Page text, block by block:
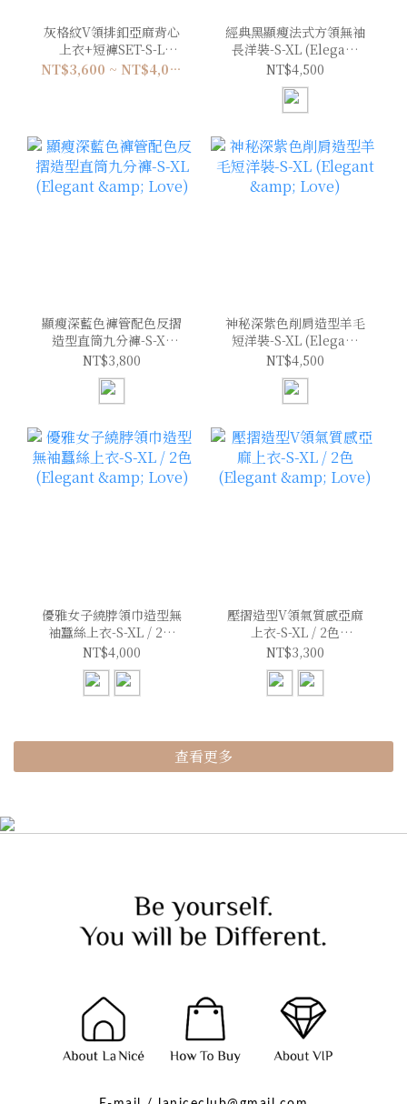
灰格紋V領排釦亞麻背心
上衣+短褲SET-S-L
(Elegant & Love) NT$3,600 ~ NT$4,000
經典黑顯瘦法式方領無袖
長洋裝-S-XL (Elegant
& Love)
NT$4,500
顯瘦深藍色褲管配色反摺
造型直筒九分褲-S-XL
(Elegant & Love)
NT$3,800
神秘深紫色削肩造型羊毛
短洋裝-S-XL (Elegant
& Love)
NT$4,500
優雅女子繞脖領巾造型無
袖蠶絲上衣-S-XL / 2色
(Elegant & Love)
NT$4,000
壓摺造型V領氣質感亞麻
上衣-S-XL / 2色
(Elegant & Love)
NT$3,300
查看更多